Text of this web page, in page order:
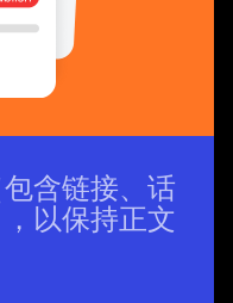
包含链接、话
以保持正文